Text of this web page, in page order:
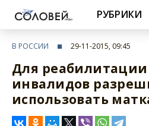
РУБРИКИ
В РОССИИ 29-11-2015, 09:45
Для
инвалидов
использовать